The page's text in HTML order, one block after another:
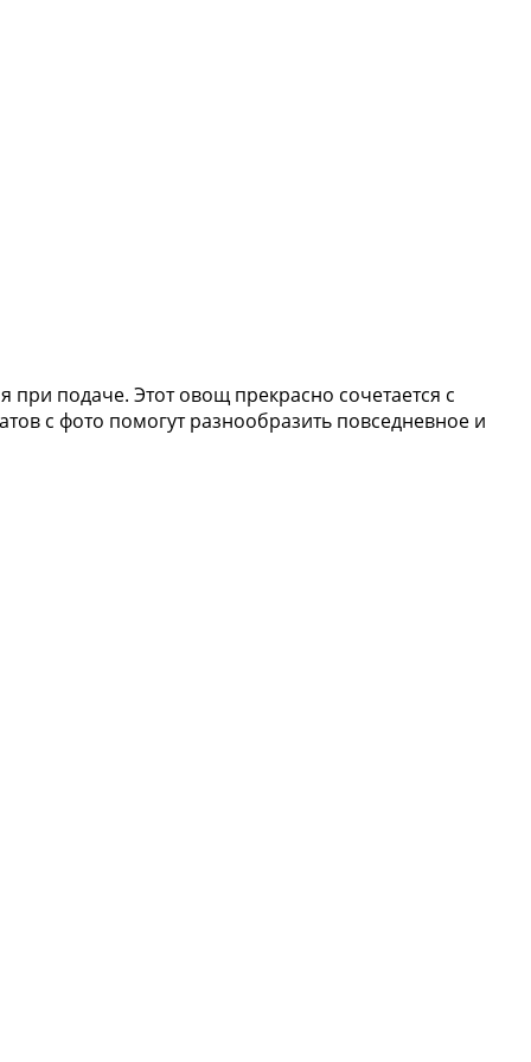
подаче. Этот овощ прекрасно сочетается с
с фото помогут разнообразить повседневное и